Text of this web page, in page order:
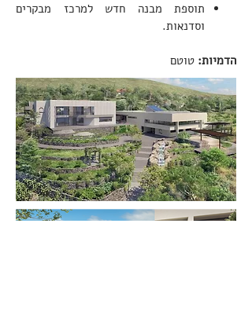
תוספת מבנה חדש למרכז מבקרים
וסדנאות.
הדמיות: טוטם